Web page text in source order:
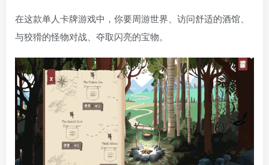
在这款单人卡牌游戏中，你要周游世界、访问舒适的酒馆、
与狡猾的怪物对战、夺取闪亮的宝物。